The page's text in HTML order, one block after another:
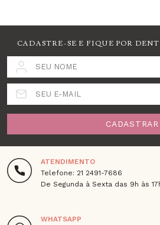
CADASTRE-SE E FIQUE POR
SEU NOME
SEU E-MAIL
CADASTRAR
ATENDIMENTO
Telefone: 21 2491-7686
De Segunda à Sexta das 9h às
WHATSAPP